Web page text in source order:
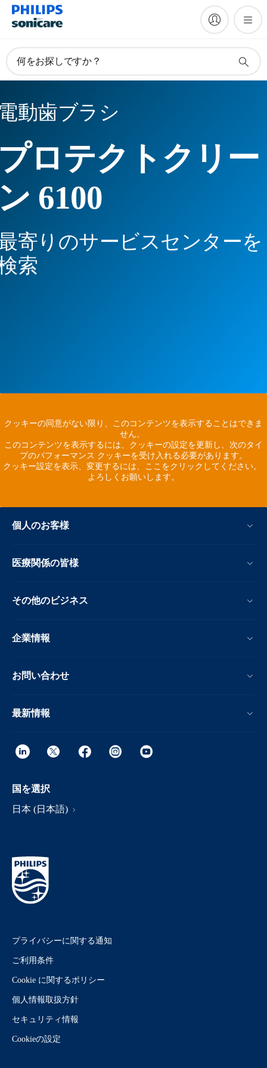
何をお探しですか？
動歯ブラシ
ロテクトクリー
6100
寄りのサービスセンターを
索
クッキーの同意がない限り、このコンテンツを表示することはできま
せん。
このコンテンツを表示するには、クッキーの設定を更新し、次のタイ
プのパフォーマンス クッキーを受け入れる必要があります。
クッキー設定を表示、変更するには、ここをクリックしてください。
よろしくお願いします。
個人のお客様
医療関係の皆様
その他のビジネス
企業情報
お問い合わせ
最新情報
国を選択
日本 (日本語)
プライバシーに関する通知
ご利用条件
Cookie に関するポリシー
個人情報取扱方針
セキュリティ情報
Cookieの設定